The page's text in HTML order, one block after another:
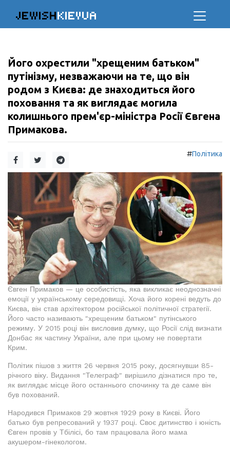
JEWISHKIEVUA
Його охрестили "хрещеним батьком"
путінізму, незважаючи на те, що він
родом з Києва: де знаходиться його
поховання та як виглядає могила
колишнього прем'єр-міністра Росії Євгена
Примакова.
#Політика
Євген Примаков — це особистість, яка викликає неоднозначні
емоції у українському середовищі. Хоча його корені ведуть до
Києва, він став архітектором російської політичної стратегії.
Його часто називають "хрещеним батьком" путінського
режиму. У 2015 році він висловив думку, що Росії слід визнати
Донбас як частину України, але при цьому не повертати
Крим.
Політик пішов з життя 26 червня 2015 року, досягнувши 85-
річного віку. Видання "Телеграф" вирішило дізнатися про те,
як виглядає місце його останнього спочинку та де саме він
був похований.
Народився Примаков 29 жовтня 1929 року в Києві. Його
батько був репресований у 1937 році. Своє дитинство і юність
Євген провів у Тбілісі, бо там працювала його мама
акушером-гінекологом.